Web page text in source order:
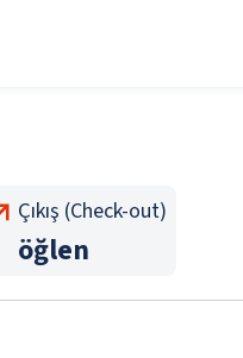
Çıkış (Check-out)
öğlen